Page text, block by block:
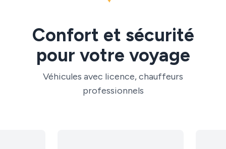
Confort et sécurité
pour votre voyage
Véhicules avec licence, chauffeurs
professionnels